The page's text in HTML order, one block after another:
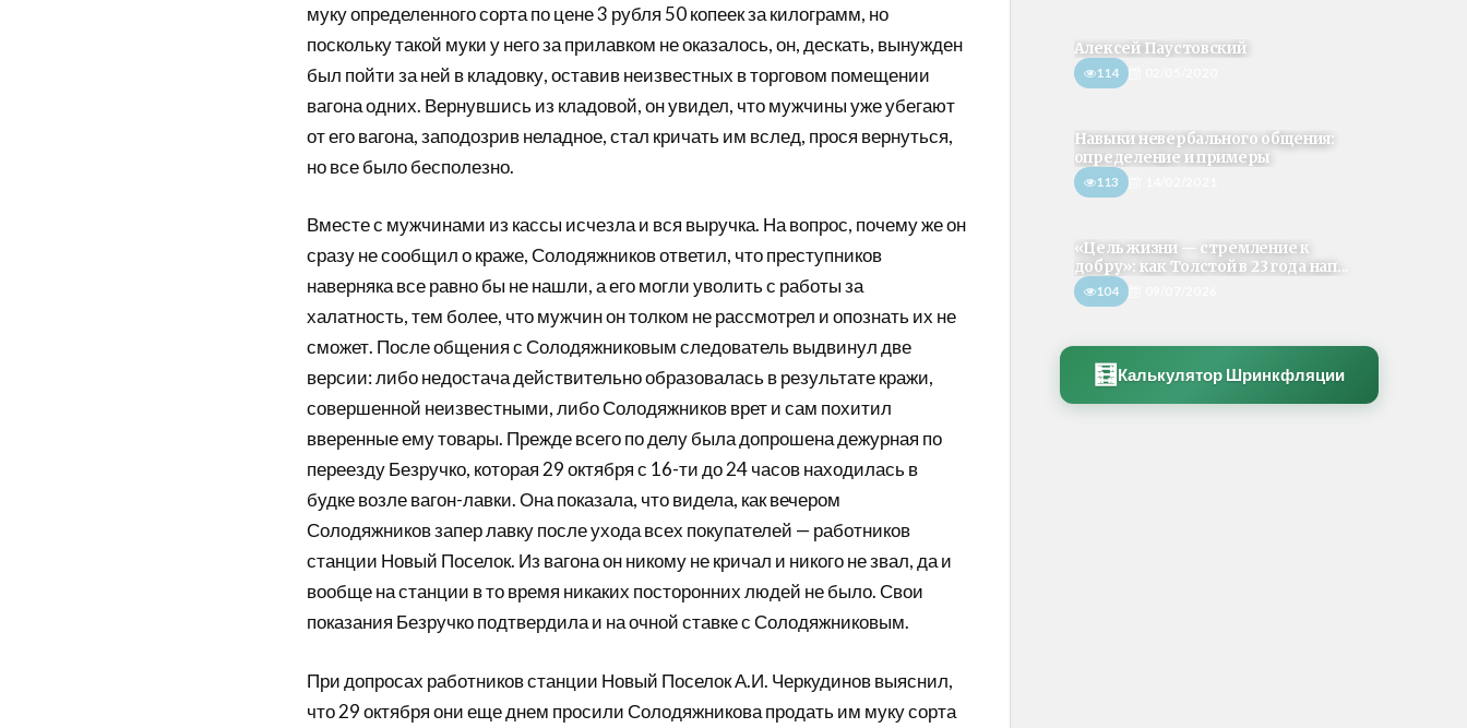
муку определенного сорта по цене 3 рубля 50 копеек за килограмм, но
поскольку такой муки у него за прилавком не оказалось, он, дескать, вынужден
был пойти за ней в кладовку, оставив неизвестных в торговом помещении
вагона одних. Вернувшись из кладовой, он увидел, что мужчины уже убегают
от его вагона, заподозрив неладное, стал кричать им вслед, прося вернуться,
но все было бесполезно.
Вместе с мужчинами из кассы исчезла и вся выручка. На вопрос, почему же он
сразу не сообщил о краже, Солодяжников ответил, что преступников
наверняка все равно бы не нашли, а его могли уволить с работы за
халатность, тем более, что мужчин он толком не рассмотрел и опознать их не
сможет. После общения с Солодяжниковым следователь выдвинул две
версии: либо недостача действительно образовалась в результате кражи,
совершенной неизвестными, либо Солодяжников врет и сам похитил
вверенные ему товары. Прежде всего по делу была допрошена дежурная по
переезду Безручко, которая 29 октября с 16-ти до 24 часов находилась в
будке возле вагон-лавки. Она показала, что видела, как вечером
Солодяжников запер лавку после ухода всех покупателей — работников
станции Новый Поселок. Из вагона он никому не кричал и никого не звал, да и
вообще на станции в то время никаких посторонних людей не было. Свои
показания Безручко подтвердила и на очной ставке с Солодяжниковым.
При допросах работников станции Новый Поселок А.И. Черкудинов выяснил,
что 29 октября они еще днем просили Солодяжникова продать им муку сорта
Алексей Паустовский
114
Навыки невербального общения:
определение и примеры
113
«Цель жизни — стремление к
добру»: как Толстой в 23 года нап...
104
🧮 Калькулятор Шринкфляции